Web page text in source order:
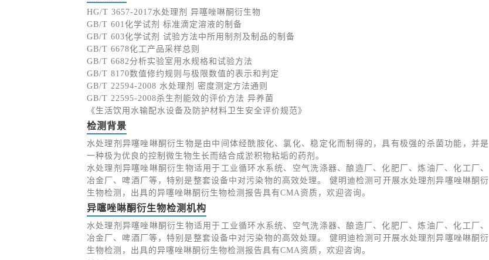
HG/T 3657-2017水处理剂 异噻唑啉酮衍生物
GB/T 601化学试剂 标准滴定溶液的制备
GB/T 603化学试剂 试验方法中所用制剂及制品的制备
GB/T 6678化工产品采样总则
GB/T 6682分析实验室用水规格和试验方法
GB/T 8170数值修约规则与极限数值的表示和判定
GB/T 22594-2008 水处理剂 密度测定方法通则
GB/T 22595-2008杀生剂能效的评价方法 异养菌
《生活饮用水输配水设备及防护材料卫生安全评价规范》
检测背景
水处理剂异噻唑啉酮衍生物是由中间体经酰胺化、氯化、稳定化而制得的，具有极强的杀菌功能，并是
一种极为优良的控制微生物生长而结合成淤积物粘垢的药剂。
水处理剂异噻唑啉酮衍生物适用于工业循环水系统、空气洗涤器、酿造厂、化肥厂、炼油厂、化工厂、
冶金厂、啤酒厂等，特别是整套设备中对污染物的高效处理。 健明迪检测可开展水处理剂异噻唑啉酮衍
生物检测，出具的异噻唑啉酮衍生物检测报告具有CMA资质，欢迎咨询。
异噻唑啉酮衍生物检测机构
水处理剂异噻唑啉酮衍生物适用于工业循环水系统、空气洗涤器、酿造厂、化肥厂、炼油厂、化工厂、
冶金厂、啤酒厂等，特别是整套设备中对污染物的高效处理。 健明迪检测可开展水处理剂异噻唑啉酮衍
生物检测，出具的异噻唑啉酮衍生物检测报告具有CMA资质，欢迎咨询。